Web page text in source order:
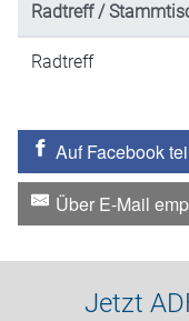
Radtreff /
Radtreff
Auf Facebook
Über E-Mail
Jetzt